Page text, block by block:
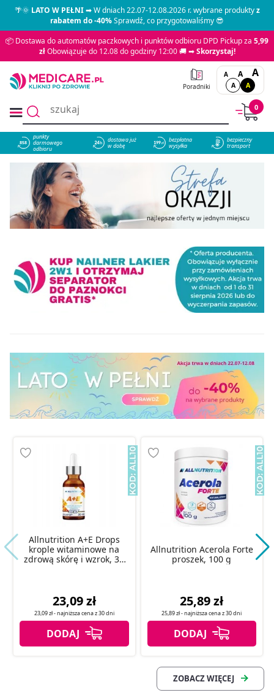
🌴🌞LATO W PEŁNI➡ W dniach 22.07-12.08.2026 r. wybrane produktyz
rabatem do -40%Sprawdź, co przygotowaliśmy 😎
📦 Dostawa do automatów paczkowych i punktów odbioru DPD Pickup za 5,99
złObowiązuje do 12.08 do godziny 12:00 🚚 ➡Skorzystaj!
Poradniki
A A A
A A
0
858
punkty
darmowego
odbioru
dostawa już
w dobę
bezpłatna
wysyłka
bezpieczny
transport
Allnutrition A+E Drops
krople witaminowe na
zdrową skórę i wzrok, 30
23,09 zł
23,09 zł- najniższa cena z30 dni
Allnutrition Acerola Forte
proszek, 100 g
25,89 zł
25,89 zł- najniższa cena z30 dni